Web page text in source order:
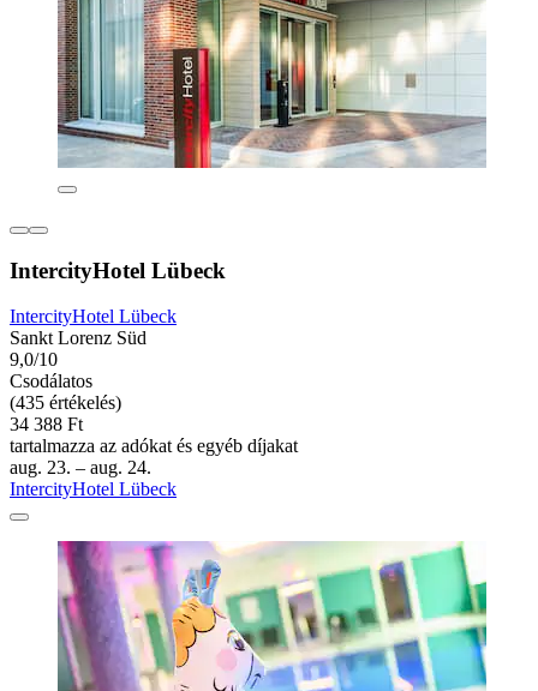
IntercityHotel Lübeck
IntercityHotel Lübeck
Sankt Lorenz Süd
9,0/10
Csodálatos
(435 értékelés)
34 388 Ft
tartalmazza az adókat és egyéb díjakat
aug. 23. – aug. 24.
IntercityHotel Lübeck